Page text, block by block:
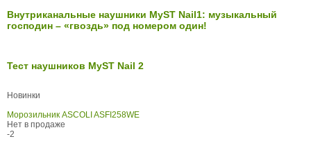
Внутриканальные наушники MyST Nail1: музыкальный
господин – «гвоздь» под номером один!
Тест наушников MyST Nail 2
Новинки
Морозильник ASCOLI ASFI258WE
Нет в продаже
-2